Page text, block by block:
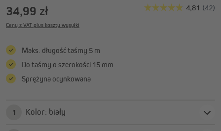
34,99 zł
Ceny z VAT plus koszty wysyłki
Maks. długość taśmy 5 m
Do taśmy o szerokości 15 mm
Sprężyna ocynkowana
1 Kolor: biały